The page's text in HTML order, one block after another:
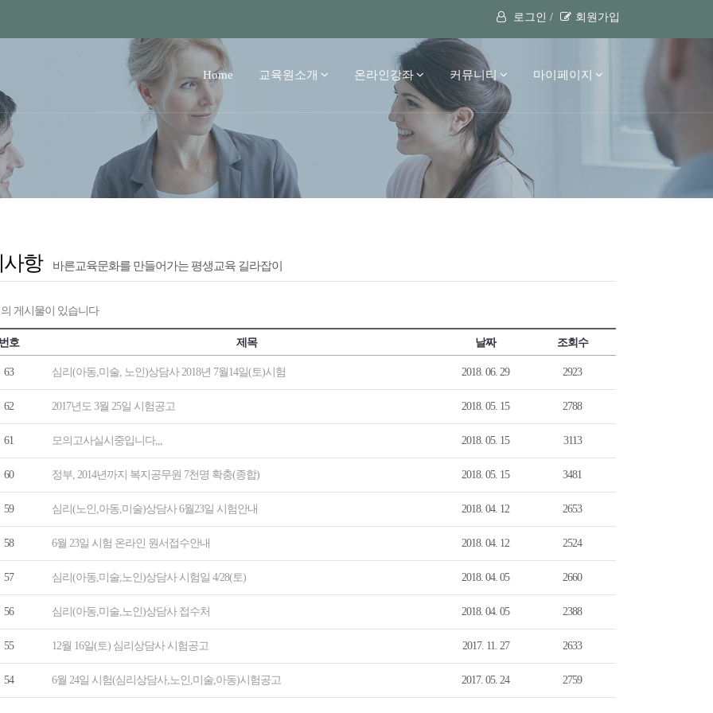
로그인 / 회원가입
Home 교육원소개 온라인강좌 커뮤니티 마이페이지
항 바른교육문화를 만들어가는 평생교육 길라잡이
의 게시물이 있습니다
번호 제목 날짜 조회수
63 심리(아동,미술, 노인)상담사 2018년 7월14일(토)시험 2018. 06. 29 2923
62 2017년도 3월 25일 시험공고 2018. 05. 15 2788
61 모의고사실시중입니다,,, 2018. 05. 15 3113
60 정부, 2014년까지 복지공무원 7천명 확충(종합) 2018. 05. 15 3481
59 심리(노인,아동,미술)상담사 6월23일 시험안내 2018. 04. 12 2653
58 6월 23일 시험 온라인 원서접수안내 2018. 04. 12 2524
57 심리(아동,미술,노인)상담사 시험일 4/28(토) 2018. 04. 05 2660
56 심리(아동,미술,노인)상담사 접수처 2018. 04. 05 2388
55 12월 16일(토) 심리상담사 시험공고 2017. 11. 27 2633
54 6월 24일 시험(심리상담사,노인,미술,아동)시험공고 2017. 05. 24 2759